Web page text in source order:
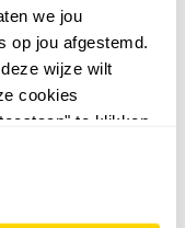
we jou
op jou afgestemd.
wijze wilt
cookies
te klikken.